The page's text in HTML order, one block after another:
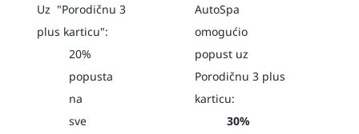
Uz "Porodičnu 3
plus karticu":
20%
popusta
na
sve
AutoSpa
omogućio
popust uz
Porodičnu 3 plus
karticu:
30%